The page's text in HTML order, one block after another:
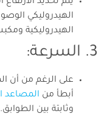
الهيدروليكي
الهيدروليكية
3. السرعة:
على الرغم من أن
أبطأ من المصاعد
وثابتة بين الطوابق.